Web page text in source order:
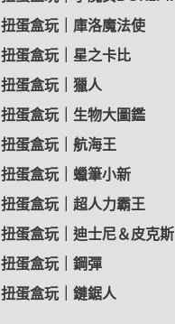
扭蛋盒玩｜庫洛魔法使
扭蛋盒玩｜星之卡比
扭蛋盒玩｜獵人
扭蛋盒玩｜生物大圖鑑
扭蛋盒玩｜航海王
扭蛋盒玩｜蠟筆小新
扭蛋盒玩｜超人力霸王
扭蛋盒玩｜迪士尼＆皮克斯
扭蛋盒玩｜鋼彈
扭蛋盒玩｜鏈鋸人